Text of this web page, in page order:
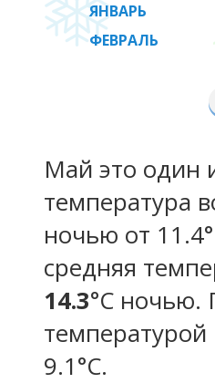
ЯНВАРЬ
ФЕВРАЛЬ
Май это один
температура
ночью от
средняя
14.3°C
температурой
9.1°С.